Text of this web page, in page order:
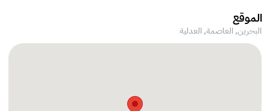
الموقع
البحرين, العاصمة,العدلية